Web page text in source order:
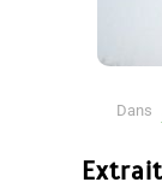
Dans